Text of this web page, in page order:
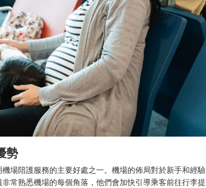
勢
場陪護服務的主要好處之一。機場的佈局對於新手和經驗
常熟悉機場的每個角落，他們會加快引導乘客前往行李提